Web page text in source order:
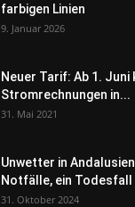
farbigen Linien
9. Januar 2026
Neuer Tarif: Ab 1. Juni
Stromrechnungen in...
31. Mai 2021
Unwetter in
Notfälle, ein Todesfall
31. Oktober 2024